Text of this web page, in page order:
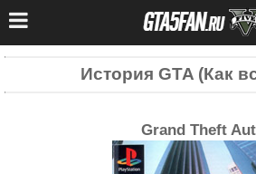
История GTA (Как
Grand Theft